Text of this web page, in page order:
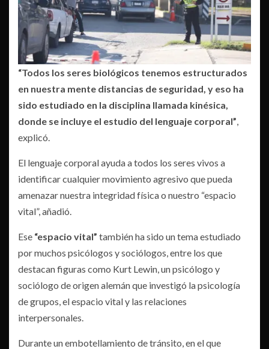
“Todos los seres biológicos tenemos estructurados
en nuestra mente distancias de seguridad, y eso ha
sido estudiado en la disciplina llamada kinésica,
donde se incluye el estudio del lenguaje corporal”,
explicó.
El lenguaje corporal ayuda a todos los seres vivos a
identificar cualquier movimiento agresivo que pueda
amenazar nuestra integridad física o nuestro “espacio
vital”, añadió.
Ese “espacio vital” también ha sido un tema estudiado
por muchos psicólogos y sociólogos, entre los que
destacan figuras como Kurt Lewin, un psicólogo y
sociólogo de origen alemán que investigó la psicología
de grupos, el espacio vital y las relaciones
interpersonales.
Durante un embotellamiento de tránsito, en el que